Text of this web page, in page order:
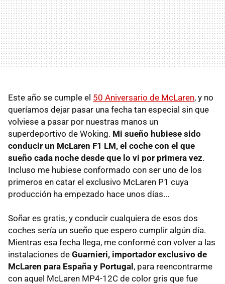
Este año se cumple el 50 Aniversario de McLaren, y no
queríamos dejar pasar una fecha tan especial sin que
volviese a pasar por nuestras manos un
superdeportivo de Woking. Mi sueño hubiese sido
conducir un McLaren F1 LM, el coche con el que
sueño cada noche desde que lo vi por primera vez.
Incluso me hubiese conformado con ser uno de los
primeros en catar el exclusivo McLaren P1 cuya
producción ha empezado hace unos días...
Soñar es gratis, y conducir cualquiera de esos dos
coches sería un sueño que espero cumplir algún día.
Mientras esa fecha llega, me conformé con volver a las
instalaciones de Guarnieri, importador exclusivo de
McLaren para España y Portugal, para reencontrarme
con aquel McLaren MP4-12C de color gris que fue